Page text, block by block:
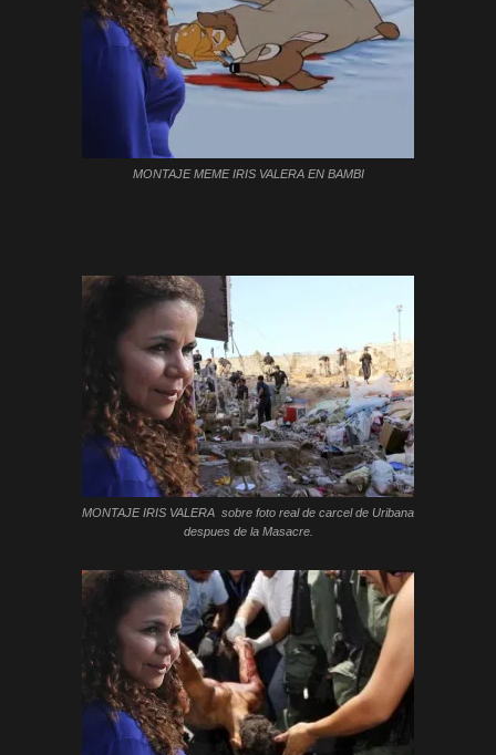
MONTAJE MEME IRIS VALERA EN BAMBI
MONTAJE IRIS VALERA sobre foto real de carcel de Uribana
despues de la Masacre.